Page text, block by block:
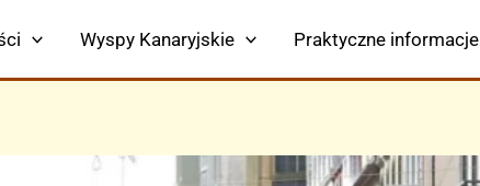
Wyspy Kanaryjskie Praktyczne informacje